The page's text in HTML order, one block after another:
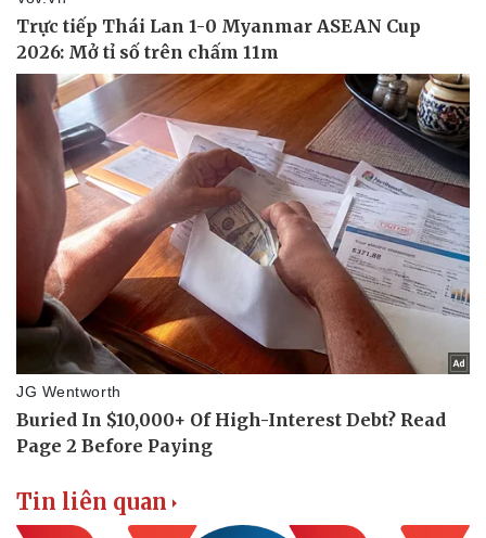
Pháp luật
Vụ án
Tin nóng
Tư vấn luật
Quân sự - Quốc phòng
Vũ khí
Việt Nam
Phân tích
Tin liên quan